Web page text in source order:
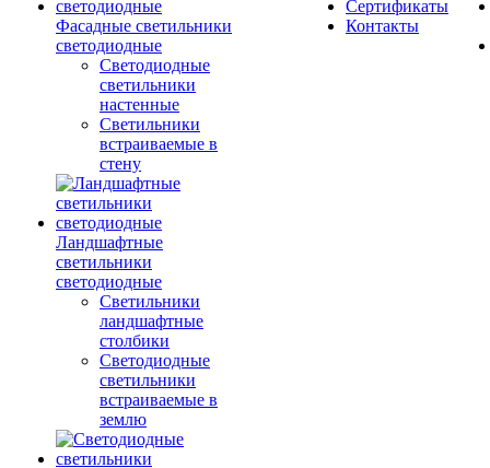
Фасадные светильники
светодиодные
Светодиодные
светильники
настенные
Светильники
встраиваемые в
стену
Ландшафтные
светильники
светодиодные
Светильники
ландшафтные
столбики
Светодиодные
светильники
встраиваемые в
землю
Сертификаты
Контакты